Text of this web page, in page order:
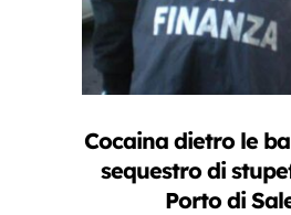
Cocaina dietro le
sequestro di
Porto di